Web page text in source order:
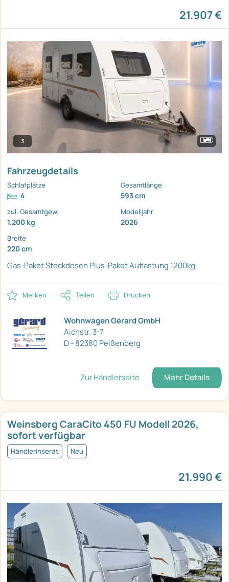
21.907 €
3
Fahrzeugdetails
Schlafplätze
4
Gesamtlänge
593 cm
zul. Gesamtgew.
1.200 kg
Modelljahr
2026
Breite
220 cm
Gas-PaketSteckdosen Plus-PaketAuflastung 1200kg
Merken Teilen Drucken
Wohnwagen Gérard GmbH
Aichstr. 3-7
D - 82380 Peißenberg
Zur Händlerseite Mehr Details
Weinsberg CaraCito 450 FU Modell 2026,
sofort verfügbar
Händlerinserat Neu
21.990 €